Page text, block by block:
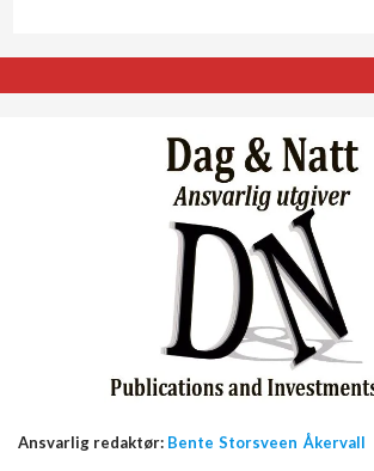
Ansvarlig redaktør: Bente Storsveen Åkervall